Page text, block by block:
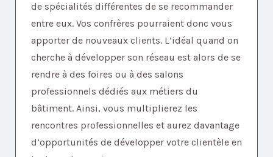
de spécialités différentes de se recommander
entre eux. Vos confrères pourraient donc vous
apporter de nouveaux clients. L’idéal quand on
cherche à développer son réseau est alors de se
rendre à des foires ou à des salons
professionnels dédiés aux métiers du
bâtiment. Ainsi, vous multiplierez les
rencontres professionnelles et aurez davantage
d’opportunités de développer votre clientèle en